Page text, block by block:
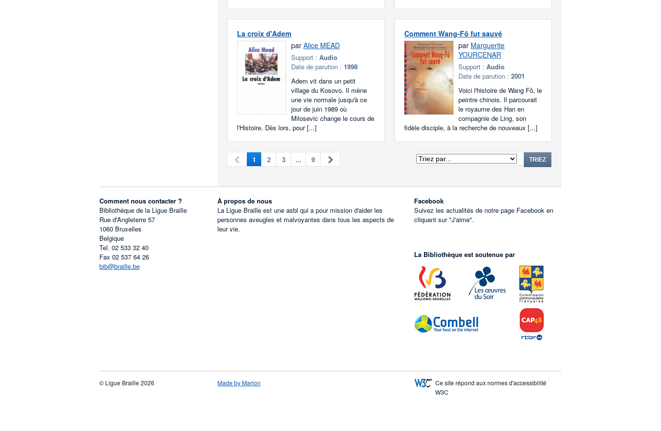
La croix d'Adem
parAlice MEAD
Support :Audio
Date de parution : 1998
Adem vit dans un petit
village du Kosovo. Il mène
une vie normale jusqu'à ce
jour de juin 1989 où
Milosevic change le cours de
l'Histoire. Dès lors, pour [...]
Comment Wang-Fô fut sauvé
par Marguerite
YOURCENAR
Support : Audio
Date de parution : 2001
Voici l'histoire de Wang Fô, le
peintre chinois. Il parcourait
le royaume des Han en
compagnie de Ling, son
fidèle disciple, à la recherche de nouveaux [...]
1 2 3 ... 9 TRIEZ
Comment nous contacter ?
Bibliothèque de la Ligue Braille
Rue d'Angleterre 57
1060 Bruxelles
Belgique
Tel. 02 533 32 40
Fax 02 537 64 26
bib@braille.be
À propos de nous
La Ligue Braille est une asbl qui a pour mission d'aider les
personnes aveugles et malvoyantes dans tous les aspects de
leur vie.
Facebook
Suivez les actualités de notre page Facebook en
cliquant sur "J'aime".
La Bibliothèque est soutenue par
© Ligue Braille 2026 Made by Marlon
Ce site répond aux normes d'accessibilité
W3C